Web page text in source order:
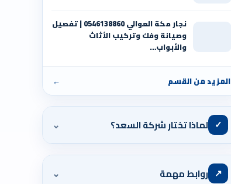
نجار مكة العوالي 0546138860⁩ | تفصيل
وصيانة وفك وتركيب الأثاث
والأبواب…
المزيد من القسم ←
✓ لماذا تختار شركة السعد؟ ⌄
↗ روابط مهمة ⌄